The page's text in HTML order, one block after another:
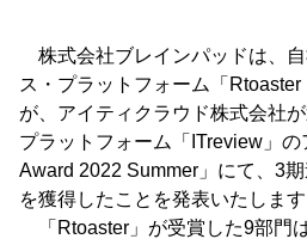
株式会社ブレインパッドは、
ス・プラットフォーム「Rtoaster
が、アイティクラウド株式会社
プラットフォーム「ITreview」
Award 2022 Summer」にて、3期
を獲得したことを発表いたします
「Rtoaster」が受賞した9部門